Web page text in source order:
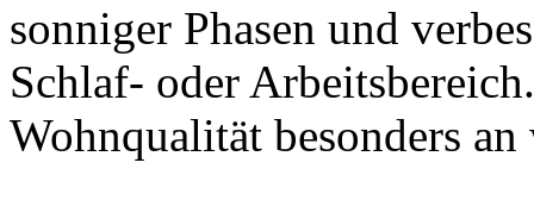
sonniger Phasen und
Schlaf- oder
Wohnqualität besonders an